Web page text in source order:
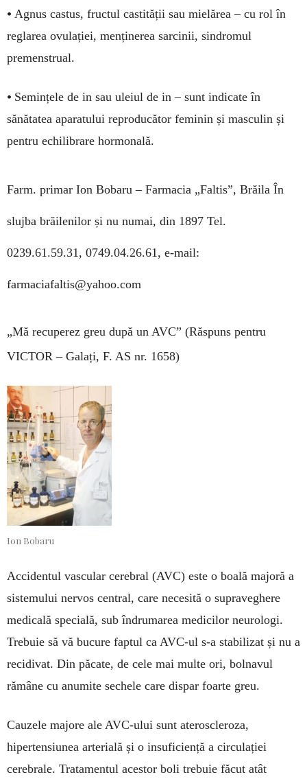
• Agnus castus, fructul castității sau mielărea – cu rol în
reglarea ovulației, menținerea sarcinii, sindromul
premenstrual.
• Semințele de in sau uleiul de in – sunt indicate în
sănătatea aparatului reproducător feminin și masculin și
pentru echilibrare hormonală.
Farm. primar Ion Bobaru – Farmacia „Faltis”, Brăila În
slujba brăilenilor și nu numai, din 1897 Tel.
0239.61.59.31, 0749.04.26.61, e-mail:
farmaciafaltis@yahoo.com
„Mă recuperez greu după un AVC” (Răspuns pentru
VICTOR – Galați, F. AS nr. 1658)
Ion Bobaru
Accidentul vascular cerebral (AVC) este o boală majoră a
sistemului nervos central, care necesită o supraveghere
medicală specială, sub îndrumarea medicilor neurologi.
Trebuie să vă bucure faptul ca AVC-ul s-a stabilizat și nu a
recidivat. Din păcate, de cele mai multe ori, bolnavul
rămâne cu anumite sechele care dispar foarte greu.
Cauzele majore ale AVC-ului sunt ateroscleroza,
hipertensiunea arterială și o insuficiență a circulației
cerebrale. Tratamentul acestor boli trebuie făcut atât